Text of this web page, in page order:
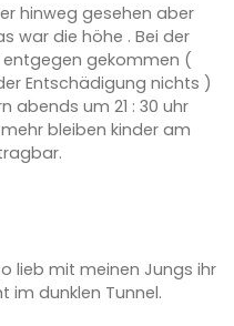
hinweg gesehen aber
war die höhe . Bei der
gekommen (
Entschädigung nichts )
abends um 21 : 30 uhr
bleiben kinder am
lieb mit meinen Jungs ihr
im dunklen Tunnel.